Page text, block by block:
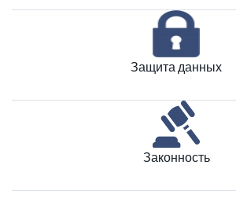
Защита данных
Законность